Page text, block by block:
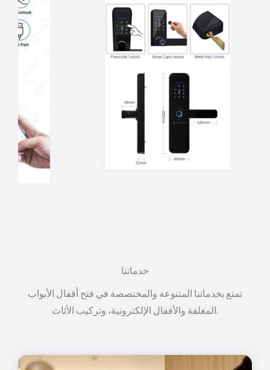
خدماتنا
تمتع بخدماتنا المتنوعة والمختصصة في فتح أقفال الأبواب